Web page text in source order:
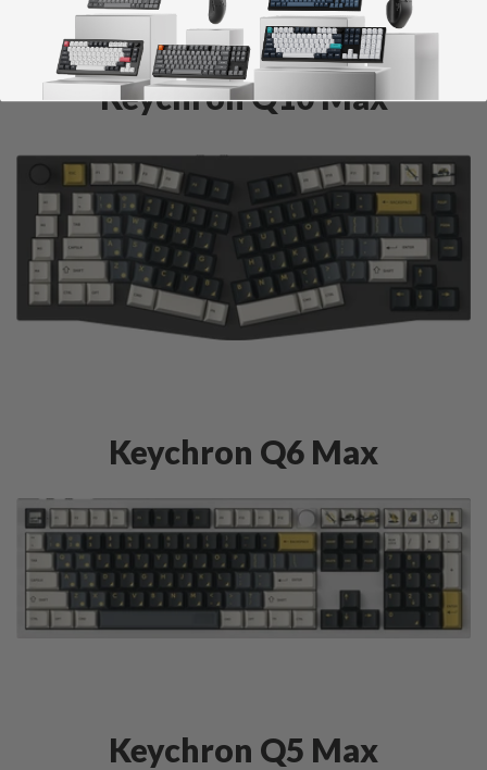
Keychron Q10 Max
Keychron Q6 Max
Keychron Q5 Max